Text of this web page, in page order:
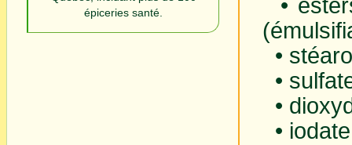
épiceries santé.
•
•
•
•
•